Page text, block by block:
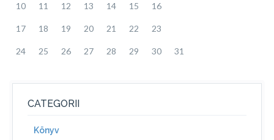
10 11 12 13 14 15 16
17 18 19 20 21 22 23
24 25 26 27 28 29 30 31
CATEGORII
Könyv